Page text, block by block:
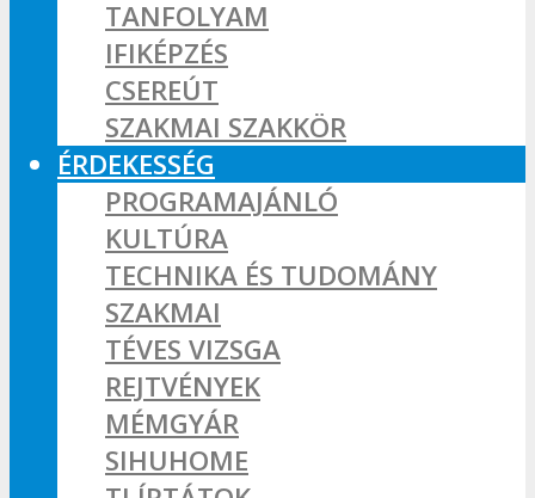
TANFOLYAM
IFIKÉPZÉS
CSEREÚT
SZAKMAI SZAKKÖR
ÉRDEKESSÉG
PROGRAMAJÁNLÓ
KULTÚRA
TECHNIKA ÉS TUDOMÁNY
SZAKMAI
TÉVES VIZSGA
REJTVÉNYEK
MÉMGYÁR
SIHUHOME